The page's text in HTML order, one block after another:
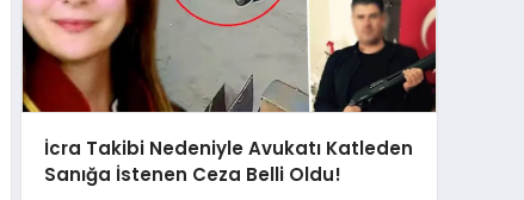
İcra Takibi Nedeniyle Avukatı Katleden
Sanığa İstenen Ceza Belli Oldu!